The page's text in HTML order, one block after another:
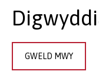
GWELD MWY